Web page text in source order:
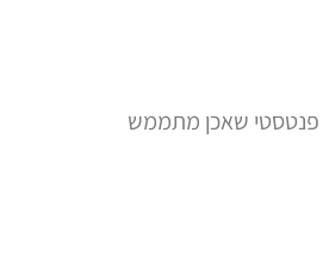
פנטסטי שאכן מתממש